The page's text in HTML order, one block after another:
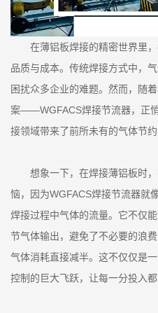
在薄铝板焊接的精密世界里
品质与成本。传统焊接方式中，
困扰众多企业的难题。然而，随
案——WGFACS焊接节流器，正
接领域带来了前所未有的气体节约
想象一下，在焊接薄铝板时
恼，因为WGFACS焊接节流器就
焊接过程中气体的流量。它不仅
节气体输出，避免了不必要的浪
气体消耗直接减半。这不仅仅是
控制的巨大飞跃，让每一分投入